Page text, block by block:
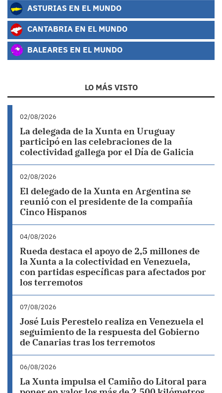
ASTURIAS EN EL MUNDO
CANTABRIA EN EL MUNDO
BALEARES EN EL MUNDO
LO MÁS VISTO
02/08/2026
La delegada de la Xunta en Uruguay
participó en las celebraciones de la
colectividad gallega por el Día de Galicia
02/08/2026
El delegado de la Xunta en Argentina se
reunió con el presidente de la compañía
Cinco Hispanos
04/08/2026
Rueda destaca el apoyo de 2,5 millones de
la Xunta a la colectividad en Venezuela,
con partidas específicas para afectados por
los terremotos
07/08/2026
José Luis Perestelo realiza en Venezuela el
seguimiento de la respuesta del Gobierno
de Canarias tras los terremotos
06/08/2026
La Xunta impulsa el Camiño do Litoral para